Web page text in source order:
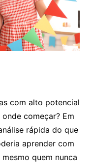
com alto potencial
começar? Em
rápida do que
aprender com
quem nunca